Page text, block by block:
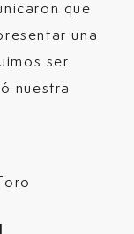
que
una
ser
nuestra